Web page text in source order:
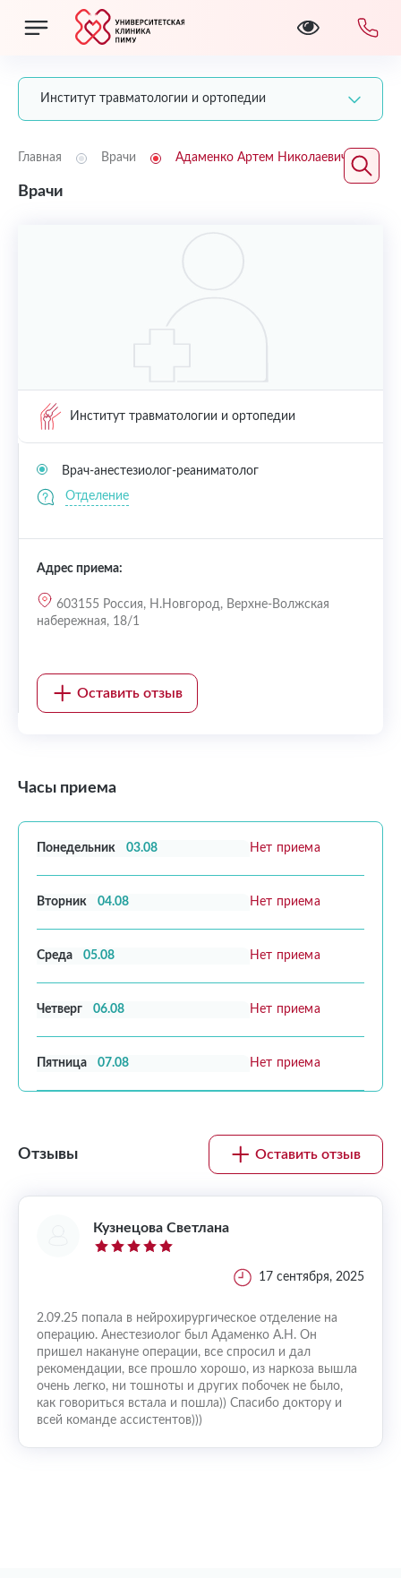
Институт травматологии и ортопедии
Главная Врачи Адаменко Артем Николаевич
Врачи
Институт травматологии и ортопедии
Врач-анестезиолог-реаниматолог
Отделение
Адрес приема:
603155 Россия, Н.Новгород, Верхне-Волжская
набережная, 18/1
Оставить отзыв
Часы приема
Понедельник 03.08 Нет приема
Вторник 04.08 Нет приема
Среда 05.08 Нет приема
Четверг 06.08 Нет приема
Пятница 07.08 Нет приема
Отзывы Оставить отзыв
Кузнецова Светлана
17 сентября, 2025
2.09.25 попала в нейрохирургическое отделение на
операцию. Анестезиолог был Адаменко А.Н. Он
пришел накануне операции, все спросил и дал
рекомендации, все прошло хорошо, из наркоза вышла
очень легко, ни тошноты и других побочек не было,
как говориться встала и пошла)) Спасибо доктору и
всей команде ассистентов)))